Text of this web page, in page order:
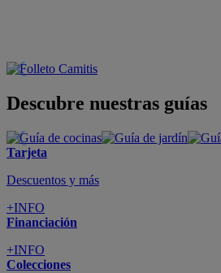
Descubre nuestras guías
Tarjeta
Descuentos y más
+INFO
Financiación
+INFO
Colecciones